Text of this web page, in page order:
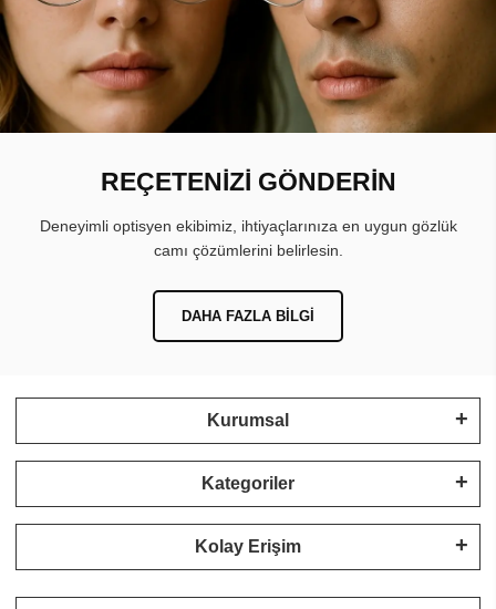
REÇETENİZİ GÖNDERİN
Deneyimli optisyen ekibimiz, ihtiyaçlarınıza en uygun gözlük
camı çözümlerini belirlesin.
DAHA FAZLA BILGI
Kurumsal
Kategoriler
Kolay Erişim